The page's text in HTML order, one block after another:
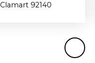
Clamart 92140